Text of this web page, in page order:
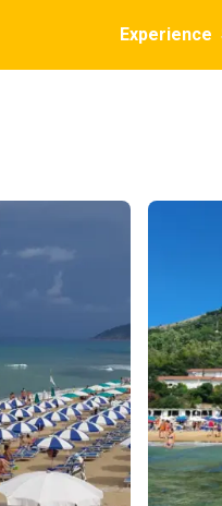
Experience